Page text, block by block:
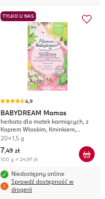
TYLKO U NAS
4,9
BABYDREAM Mamas
herbata dla matek karmiących, z
Koprem Włoskim, Kminkiem,
Melisą
20x1,5 g
7,49 zł
100 g = 24,97 zł
Niedostępny online
Sprawdź dostępność w
drogerii